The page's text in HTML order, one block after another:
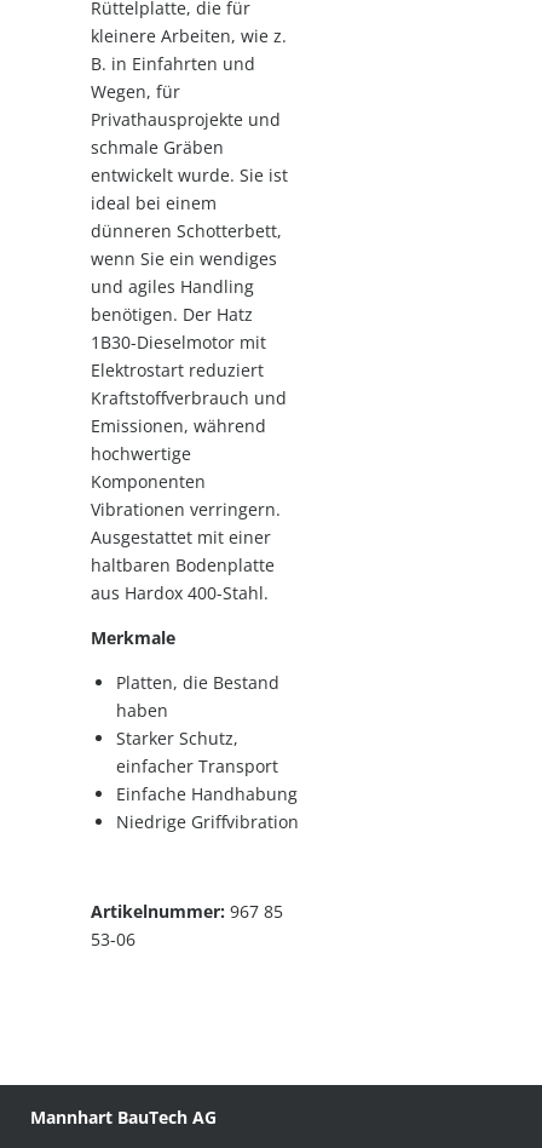
Rüttelplatte, die für
kleinere Arbeiten, wie z.
B. in Einfahrten und
Wegen, für
Privathausprojekte und
schmale Gräben
entwickelt wurde. Sie ist
ideal bei einem
dünneren Schotterbett,
wenn Sie ein wendiges
und agiles Handling
benötigen. Der Hatz
1B30-Dieselmotor mit
Elektrostart reduziert
Kraftstoffverbrauch und
Emissionen, während
hochwertige
Komponenten
Vibrationen verringern.
Ausgestattet mit einer
haltbaren Bodenplatte
aus Hardox 400-Stahl.
Merkmale
Platten, die Bestand
haben
Starker Schutz,
einfacher Transport
Einfache Handhabung
Niedrige Griffvibration
Artikelnummer: 967 85
53-06
Mannhart BauTech AG